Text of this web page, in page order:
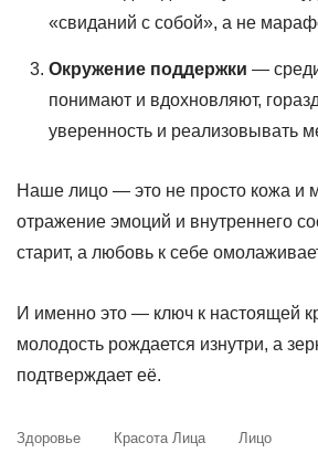
«свиданий с собой», а не
Окружение поддержки —
понимают и вдохновляют,
уверенность и реализовывать
Наше лицо — это не просто кожа
отражение эмоций и внутреннего
старит, а любовь к себе
И именно это — ключ к настоящей
молодость рождается изнутри, а
подтверждает её.
Здоровье Красота Лица
Лицо